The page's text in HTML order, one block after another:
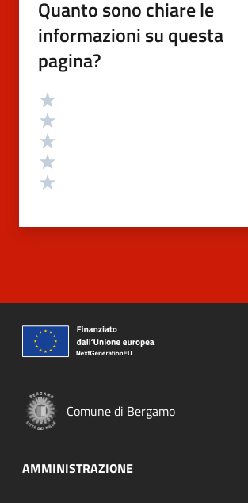
Quanto sono chiare le
informazioni su questa
pagina?
Valutazione
Comune di Bergamo
AMMINISTRAZIONE